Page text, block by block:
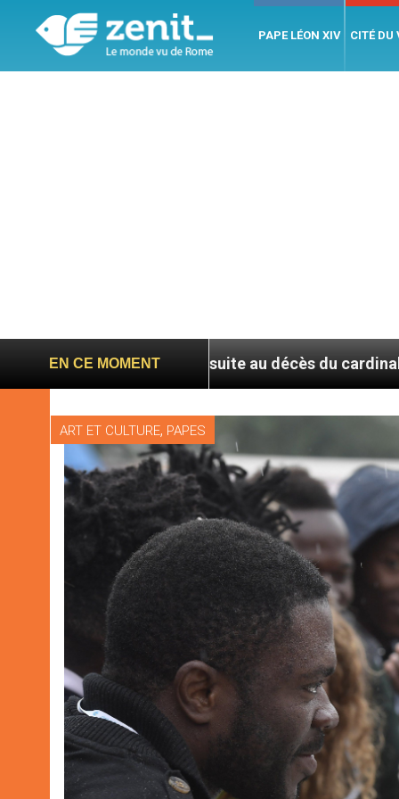
PAPE LÉON XIV CITÉ DU
EN CE MOMENT
Père suite au décès du cardinal Júlio Duarte Langa
ART ET CULTURE, PAPES